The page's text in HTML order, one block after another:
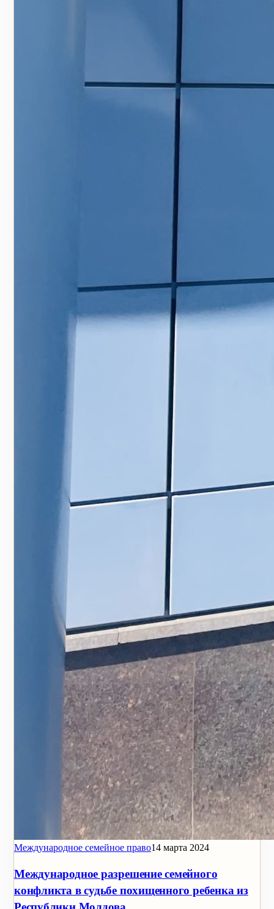
Международное семейное право14 марта 2024
Международное разрешение семейного
конфликта в судьбе похищенного ребенка из